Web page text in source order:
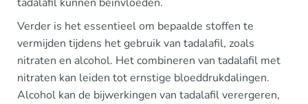
Verder is het essentieel om bepaalde stoffen te
vermijden tijdens het gebruik van tadalafil, zoals
nitraten en alcohol. Het combineren van tadalafil met
nitraten kan leiden tot ernstige bloeddrukdalingen.
Alcohol kan de bijwerkingen van tadalafil verergeren,